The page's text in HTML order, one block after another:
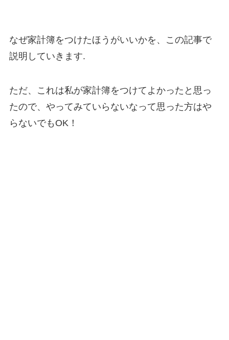
なぜ家計簿をつけたほうがいいかを、この記事で
説明していきます.
ただ、これは私が家計簿をつけてよかったと思っ
たので、やってみていらないなって思った方はや
らないでもOK！